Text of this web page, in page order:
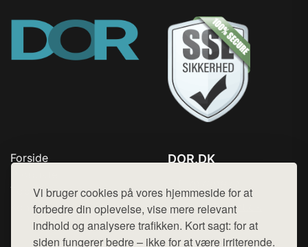
Vi bruger cookies på vores hjemmeside for at
forbedre din oplevelse, vise mere relevant
indhold og analysere trafikken. Kort sagt: for at
siden fungerer bedre – ikke for at være irriterende.
Forside
Top Rabatter
Kontakt
DOR.DK
Mail: hej@want.dk
Cookie- og privatlivspolitik